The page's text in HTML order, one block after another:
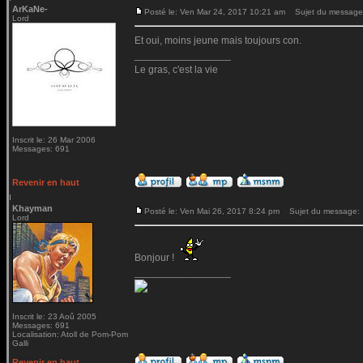
ArKaNe-
Lord
Inscrit le: 26 Mar 2006
Messages: 691
Posté le: Ven Mar 24, 2017 10:21 am Sujet du
Et oui, moins jeune mais toujours con.
Le gras, c'est la vie
Revenir en haut
Khayman
Lord
Inscrit le: 23 Aoû 2005
Messages: 691
Localisation: Atoll de Pom-Pom
Galli
Posté le: Ven Mai 26, 2017 8:24 pm Sujet du message:
Bonjour !